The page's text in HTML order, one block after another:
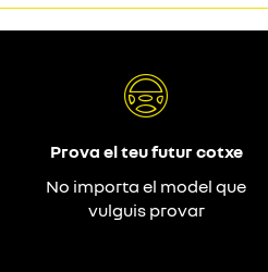
Prova el teu futur cotxe
No importa el model que
vulguis provar